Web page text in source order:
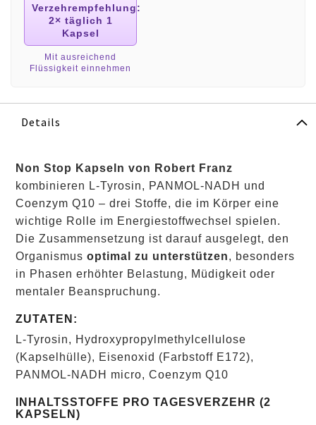
Verzehrempfehlung:
2× täglich 1
Kapsel
Mit ausreichend
Flüssigkeit einnehmen
Details
Non Stop Kapseln von Robert Franz
kombinieren L‑Tyrosin, PANMOL‑NADH und
Coenzym Q10 – drei Stoffe, die im Körper eine
wichtige Rolle im Energiestoffwechsel spielen.
Die Zusammensetzung ist darauf ausgelegt, den
Organismus optimal zu unterstützen
, besonders
in Phasen erhöhter Belastung, Müdigkeit oder
mentaler Beanspruchung.
ZUTATEN:
L‑Tyrosin, Hydroxypropylmethylcellulose
(Kapselhülle), Eisenoxid (Farbstoff E172),
PANMOL‑NADH micro, Coenzym Q10
INHALTSSTOFFE PRO TAGESVERZEHR (2
KAPSELN)